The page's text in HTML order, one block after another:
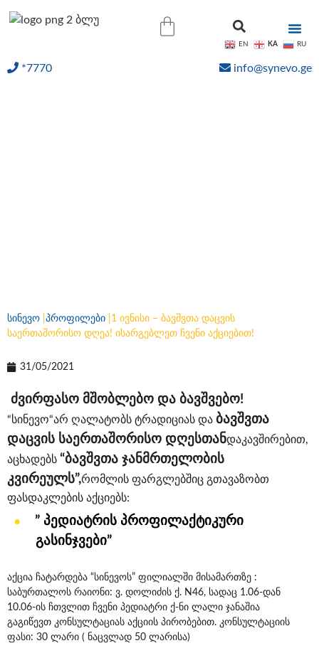
*7770 info@synevo.ge
სინევო პროფილები
1 ივნისი – ბავშვთა დაცვის
საერთაშორისო დღეა! ისარგებლეთ ჩვენი აქციებით!
31/05/2021
ძვირფასო მშობლებო და ბავშვებო!
“სინევო“არ ღალატობს ტრადიციას და ბავშვთა
დაცვის საერთაშორისო დღესთანდაკავშირებით,
აცხადებს “ბავშვთა ჯანმრთელობის
კვირეულს”,რომლის ფარგლებშიც გთავაზობთ
ფასდაკლების აქციებს:
” პედიატრის პროფილაქტიკური
გასინჯვები”
აქცია ჩატარდება “სინევოს” ფილიალში მისამართზე :
საბურთალოს რაიონი: ვ. დოლიძის ქ. N46, სადაც 1.06-დან
10.06-ის ჩთვლით ჩვენი პედიატრი ქ-ნი ლალი ჯანაშია
გაგიწევთ კონსულტაციას აქციის პირობებით. კონსულტაციის
ფასი: 30 ლარი ( ნაცვლად 50 ლარისა)
EN KA RU